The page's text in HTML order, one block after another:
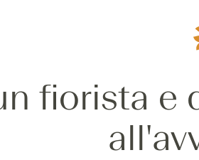
fiorista e